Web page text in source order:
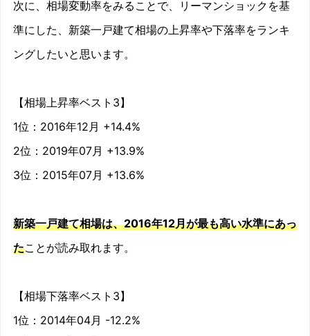
2009/03 4%
2009/05
2009/06 9.5%
2009/09 1.2%
2009/11
2009/12 7.1%
次に、相場変動率をみることで、リーマンショックを基
準にした、新築一戸建て相場の上昇率や下落率をランキ
ングしたいと思います。
【相場上昇率ベスト3】
1位：2016年12月 +14.4%
2位：2019年07月 +13.9%
3位：2015年07月 +13.6%
新築一戸建て相場は、2016年12月が最も高い水準にあっ
たことが読み取れます。
【相場下落率ベスト3】
1位：2014年04月 -12.2%